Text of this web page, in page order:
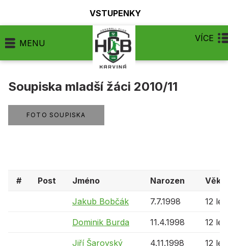
VSTUPENKY
MENU VÍCE
Soupiska mladší žáci 2010/11
FOTO SOUPISKA
# Post Jméno Narozen Věk
Jakub Bobčák 7.7.1998 12 let
Dominik Burda 11.4.1998 12 let
Jiří Šarovský 4.11.1998 12 let